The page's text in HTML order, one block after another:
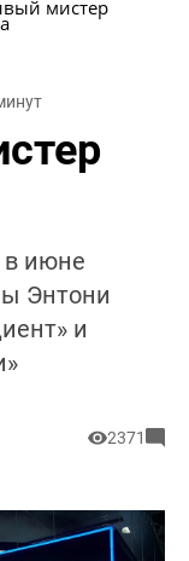
мистер
в июне
Энтони
и
2371